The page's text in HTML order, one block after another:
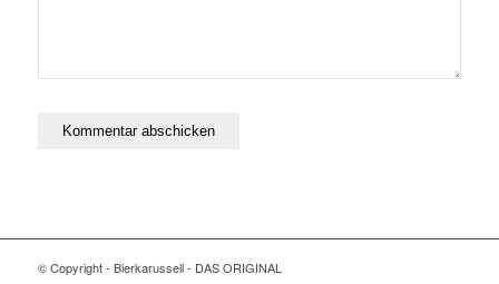
© Copyright - Bierkarussell - DAS ORIGINAL